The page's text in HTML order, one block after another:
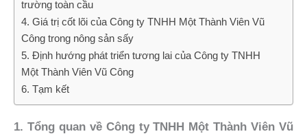
trường toàn cầu
4. Giá trị cốt lõi của Công ty TNHH Một Thành Viên Vũ
Công trong nông sản sấy
5. Định hướng phát triển tương lai của Công ty TNHH
Một Thành Viên Vũ Công
6. Tạm kết
1. Tổng quan về Công ty TNHH Một Thành Viên Vũ